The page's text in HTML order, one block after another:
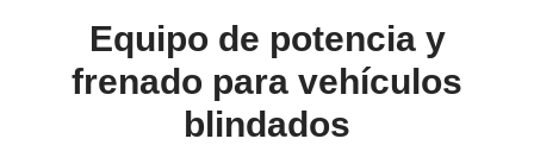
Equipo de potencia y
frenado para vehículos
blindados